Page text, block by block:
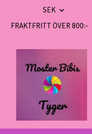
SEK
FRAKTFRITT ÖVER 800:-